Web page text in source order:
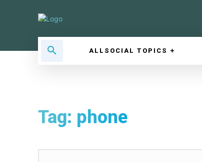
ALLSOCIAL TOPICS
Tag: phone